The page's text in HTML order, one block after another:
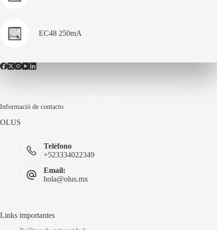
EC48 250mA
Informació de contacto
OLUS
Teléfono
+523334022349
Email:
hola@olus.mx
Links importantes